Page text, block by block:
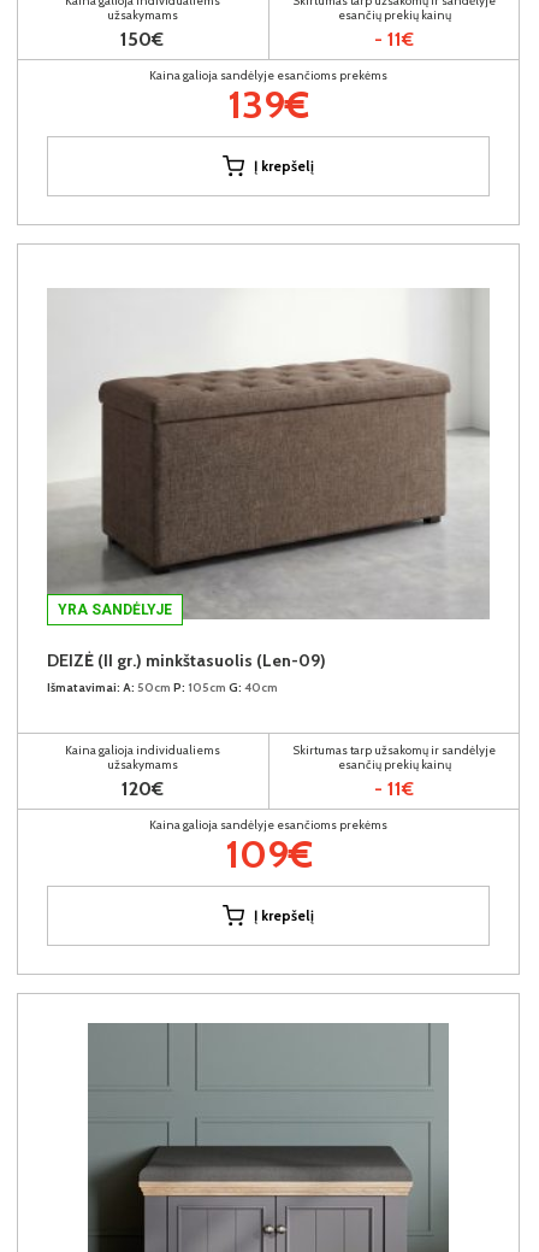
užsakymams
150€
esančių prekių kainų
- 11€
Kaina galioja sandėlyje esančioms prekėms
139€
Į krepšelį
YRA SANDĖLYJE
DEIZĖ (II gr.) minkštasuolis (Len-09)
Išmatavimai: A: 50cm P: 105cm G: 40cm
Kaina galioja individualiems
užsakymams
120€
Skirtumas tarp užsakomų ir sandėlyje
esančių prekių kainų
- 11€
Kaina galioja sandėlyje esančioms prekėms
109€
Į krepšelį